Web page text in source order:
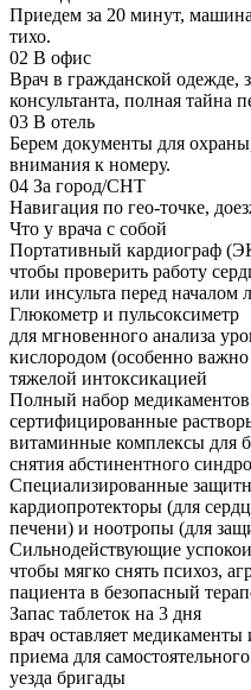
Приедем за 20 минут,
тихо.
02 В офис
Врач в гражданской одежде,
консультанта, полная тайна
03 В отель
Берем документы для
внимания к номеру.
04 За город/СНТ
Навигация по гео-точке,
Что у врача с собой
Портативный кардиограф
чтобы проверить работу
или инсульта перед началом
Глюкометр и пульсоксиметр
для мгновенного анализа
кислородом (особенно
тяжелой интоксикацией
Полный набор медикаментов
сертифицированные
витаминные комплексы для
снятия абстинентного
Специализированные
кардиопротекторы (для
печени) и ноотропы (для
Сильнодействующие
чтобы мягко снять психоз,
пациента в безопасный
Запас таблеток на 3 дня
врач оставляет
приема для
уезда бригады